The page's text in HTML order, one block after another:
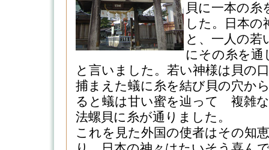
貝に一本の糸
した。日本の
と、一人の若
にその糸を
と言いました。若い神様は貝の
捕まえた蟻に糸を結び貝の穴か
ると蟻は甘い蜜を辿って 複雑
法螺貝に糸が通りました。
これを見た外国の使者はその知